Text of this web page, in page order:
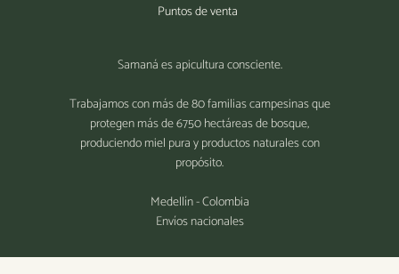
Puntos de venta
Samaná es apicultura consciente.
Trabajamos con más de 80 familias campesinas que
protegen más de 6750 hectáreas de bosque,
produciendo miel pura y productos naturales con
propósito.
Medellín - Colombia
Envíos nacionales